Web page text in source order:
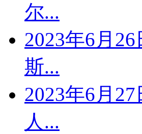
尔...
2023年6月
斯...
2023年6月
人...